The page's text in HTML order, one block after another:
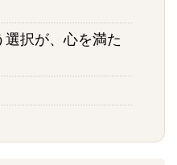
選択が、心を満た